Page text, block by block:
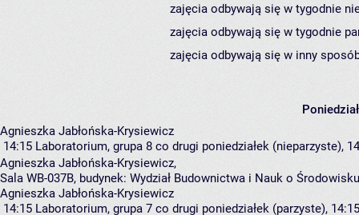
zajęcia odbywają się w tygodnie
zajęcia odbywają się w tygodnie
zajęcia odbywają się w inny
Agnieszka Jabłońska-Krysiewicz
14:15 Laboratorium, grupa 8 co drugi poniedziałek (nieparzyste),
Agnieszka Jabłońska-Krysiewicz,
Sala WB-037B, budynek: Wydział Budownictwa i Nauk o
Agnieszka Jabłońska-Krysiewicz
14:15 Laboratorium, grupa 7 co drugi poniedziałek (parzyste),